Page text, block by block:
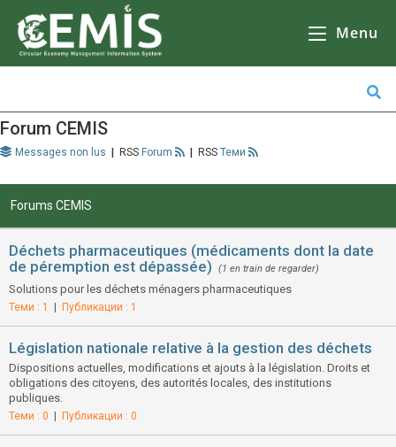
Menu
l'école, de faire des courses ou de faire du shopping.
Forum CEMIS
Messages non lus Forum Теми
Forums CEMIS
Déchets pharmaceutiques (médicaments dont la date
de péremption est dépassée)
(1 en train de regarder)
Solutions pour les déchets ménagers pharmaceutiques
Теми : 1 Публикации : 1
Législation nationale relative à la gestion des déchets
Dispositions actuelles, modifications et ajouts à la législation. Droits et
obligations des citoyens, des autorités locales, des institutions
publiques.
Теми : 0 Публикации : 0